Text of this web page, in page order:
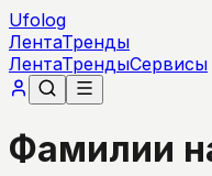
Ufolog
ЛентаТренды
ЛентаТрендыСервисы
Фамилии